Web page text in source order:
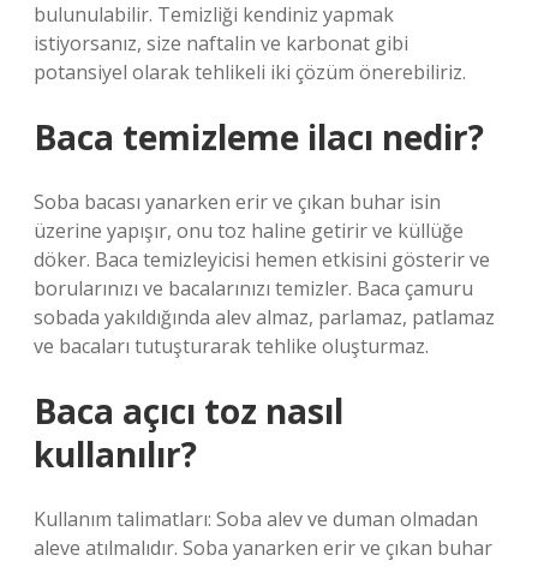
bulunulabilir. Temizliği kendiniz yapmak
istiyorsanız, size naftalin ve karbonat gibi
potansiyel olarak tehlikeli iki çözüm önerebiliriz.
Baca temizleme ilacı nedir?
Soba bacası yanarken erir ve çıkan buhar isin
üzerine yapışır, onu toz haline getirir ve küllüğe
döker. Baca temizleyicisi hemen etkisini gösterir ve
borularınızı ve bacalarınızı temizler. Baca çamuru
sobada yakıldığında alev almaz, parlamaz, patlamaz
ve bacaları tutuşturarak tehlike oluşturmaz.
Baca açıcı toz nasıl
kullanılır?
Kullanım talimatları: Soba alev ve duman olmadan
aleve atılmalıdır. Soba yanarken erir ve çıkan buhar